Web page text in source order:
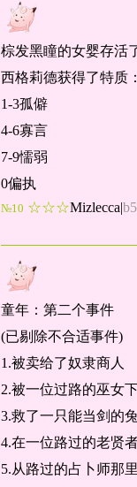
棕发黑瞳的女婴存活
西格莉德获得了特质：
1-3孤僻
4-6寡言
7-9懦弱
0偏执
№10 ☆☆☆Mizlecca|
童年：第二个事件
(已剔除不合适事件)
1.被卖给了奴隶商人
2.被一位过路的巫女
3.救了一只能当剑的
4.在一位路过的老贤
5.从路过的占卜师那